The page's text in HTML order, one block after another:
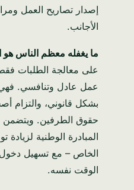
إصدار تصاريح العمل
الأجانب.
ما يغفله معظم الناس هو
على معالجة الطلبات
عمل عادل وتنافسي.
بشكل قانوني، والتزام
حقوق الطرفين. ويتضمن
المبادرة الوطنية
الخاص – مع تسهيل دخول
الوقت نفسه.